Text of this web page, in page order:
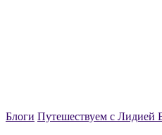
Блоги Путешествуем с Лидией